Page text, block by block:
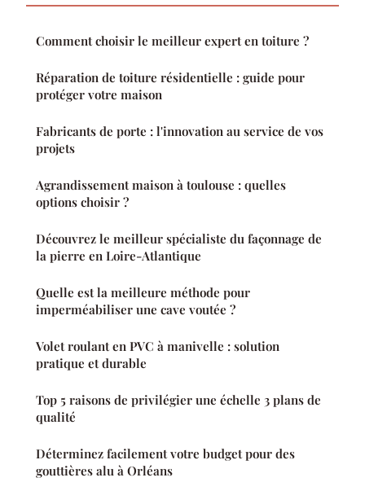
Comment choisir le meilleur expert en toiture ?
Réparation de toiture résidentielle : guide pour
protéger votre maison
Fabricants de porte : l'innovation au service de vos
projets
Agrandissement maison à toulouse : quelles
options choisir ?
Découvrez le meilleur spécialiste du façonnage de
la pierre en Loire-Atlantique
Quelle est la meilleure méthode pour
imperméabiliser une cave voutée ?
Volet roulant en PVC à manivelle : solution
pratique et durable
Top 5 raisons de privilégier une échelle 3 plans de
qualité
Déterminez facilement votre budget pour des
gouttières alu à Orléans